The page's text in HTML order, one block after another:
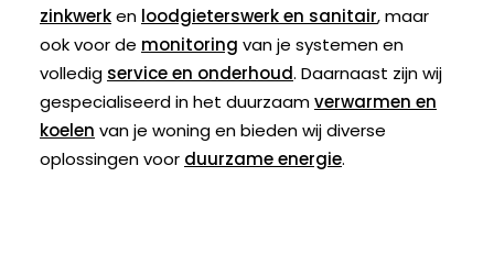
zinkwerken loodgieterswerk en sanitair, maar
ook voor de monitoring van je systemen en
volledig service en onderhoud. Daarnaast zijn wij
gespecialiseerd in het duurzaamverwarmen en
koelen van je woning en bieden wij diverse
oplossingen voor duurzame energie.